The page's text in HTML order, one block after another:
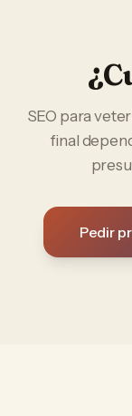
SEO para
final
Pedir